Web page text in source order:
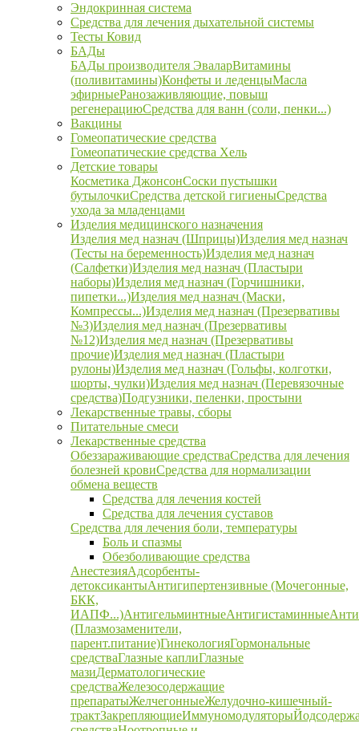
Эндокринная система
Средства для лечения дыхательной системы
Тесты Ковид
БАДы
БАДы производителя ЭваларВитамины
(поливитамины)Конфеты и леденцыМасла
эфирныеРанозаживляющие, повыш
регенерациюСредства для ванн (соли, пенки...)
Вакцины
Гомеопатические средства
Гомеопатические средства Хель
Детские товары
Косметика ДжонсонСоски пустышки
бутылочкиСредства детской гигиеныСредства
ухода за младенцами
Изделия медицинского назначения
Изделия мед назнач (Шприцы)Изделия мед назнач
(Тесты на беременность)Изделия мед назнач
(Салфетки)Изделия мед назнач (Пластыри
наборы)Изделия мед назнач (Горчишники,
пипетки...)Изделия мед назнач (Маски,
Компрессы...)Изделия мед назнач (Презервативы
№3)Изделия мед назнач (Презервативы
№12)Изделия мед назнач (Презервативы
прочие)Изделия мед назнач (Пластыри
рулоны)Изделия мед назнач (Гольфы, колготки,
шорты, чулки)Изделия мед назнач (Перевязочные
средства)Подгузники, пеленки, простыни
Лекарственные травы, сборы
Питательные смеси
Лекарственные средства
Обеззараживающие средстваСредства для лечения
болезней кровиСредства для нормализации
обмена веществ
Средства для лечения костей
Средства для лечения суставов
Средства для лечения боли, температуры
Боль и спазмы
Обезболивающие средства
АнестезияАдсорбенты-
детоксикантыАнтигипертензивные (Мочегонные,
БКК,
ИАПФ...)АнтигельминтныеАнтигистаминные
(Плазмозаменители,
парент.питание)ГинекологияГормональные
средстваГлазные каплиГлазные
мазиДерматологические
средстваЖелезосодержащие
препаратыЖелчегонныеЖелудочно-кишечный-
трактЗакрепляющиеИммуномодуляторы